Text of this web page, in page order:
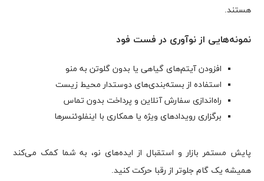
هستند.
نمونه‌هایی از نوآوری در فست فود
افزودن آیتم‌های گیاهی یا بدون گلوتن به منو
استفاده از بسته‌بندی‌های دوستدار محیط زیست
راه‌اندازی سفارش آنلاین و پرداخت بدون تماس
برگزاری رویدادهای ویژه یا همکاری با اینفلوئنسرها
پایش مستمر بازار و استقبال از ایده‌های نو، به شما کمک می‌کند
همیشه یک گام جلوتر از رقبا حرکت کنید.